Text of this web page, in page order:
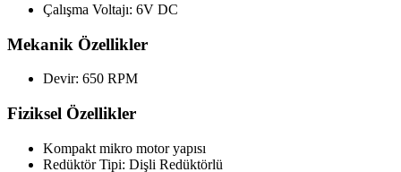
Çalışma Voltajı: 6V DC
Mekanik Özellikler
Devir: 650 RPM
Fiziksel Özellikler
Kompakt mikro motor yapısı
Redüktör Tipi: Dişli Redüktörlü